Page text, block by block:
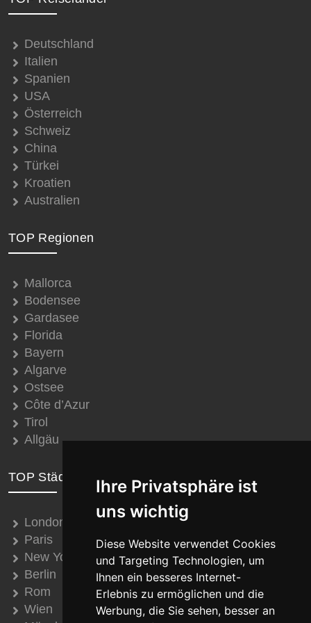
Ihre Privatsphäre ist
uns wichtig
Diese Website verwendet Cookies
und Targeting Technologien, um
Ihnen ein besseres Internet-
Erlebnis zu ermöglichen und die
Werbung, die Sie sehen, besser an
Deutschland
Italien
Spanien
USA
Österreich
Schweiz
China
Türkei
Kroatien
Australien
TOP Regionen
Mallorca
Bodensee
Gardasee
Florida
Bayern
Algarve
Ostsee
Côte d’Azur
Tirol
Allgäu
TOP Städte
London
Paris
New York
Berlin
Rom
Wien